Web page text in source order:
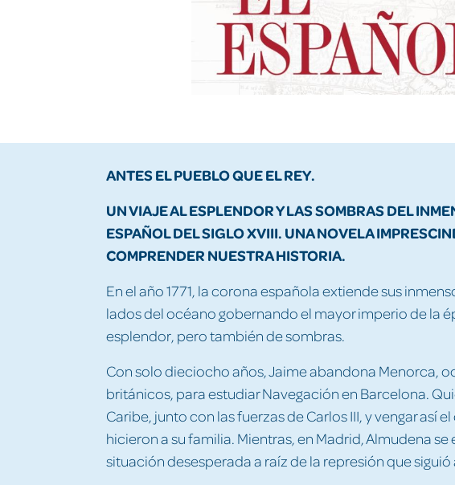
ANTES EL PUEBLO QUE EL REY.
UN VIAJE AL ESPLENDOR Y LAS SOMBRAS DEL
ESPAÑOL DEL SIGLO XVIII. UNA NOVELA
COMPRENDER NUESTRA HISTORIA.
En el año 1771, la corona española extiende sus
lados del océano gobernando el mayor imperio de la
esplendor, pero también de sombras.
Con solo dieciocho años, Jaime abandona Menorca,
británicos, para estudiar Navegación en Barcelona.
Caribe, junto con las fuerzas de Carlos III, y vengar así
hicieron a su familia. Mientras, en Madrid, Almudena se
situación desesperada a raíz de la represión que